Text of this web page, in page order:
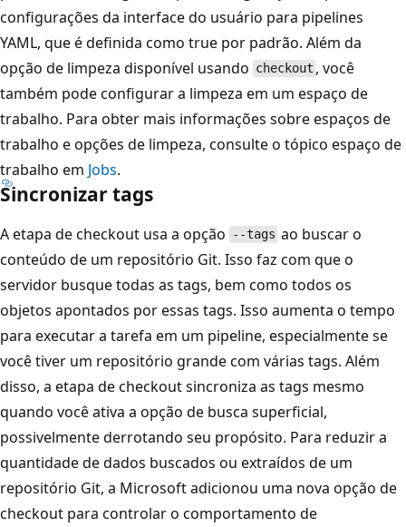
configurações da interface do usuário para pipelines
YAML, que é definida como true por padrão. Além da
opção de limpeza disponível usando checkout , você
também pode configurar a limpeza em um espaço de
trabalho. Para obter mais informações sobre espaços de
trabalho e opções de limpeza, consulte o tópico espaço de
trabalho em Jobs.
Sincronizar tags
A etapa de checkout usa a opção --tags ao buscar o
conteúdo de um repositório Git. Isso faz com que o
servidor busque todas as tags, bem como todos os
objetos apontados por essas tags. Isso aumenta o tempo
para executar a tarefa em um pipeline, especialmente se
você tiver um repositório grande com várias tags. Além
disso, a etapa de checkout sincroniza as tags mesmo
quando você ativa a opção de busca superficial,
possivelmente derrotando seu propósito. Para reduzir a
quantidade de dados buscados ou extraídos de um
repositório Git, a Microsoft adicionou uma nova opção de
checkout para controlar o comportamento de